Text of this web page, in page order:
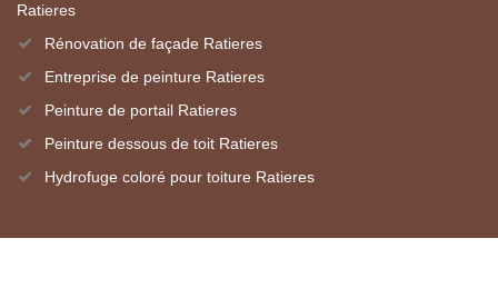
Ratieres
Rénovation de façade Ratieres
Entreprise de peinture Ratieres
Peinture de portail Ratieres
Peinture dessous de toit Ratieres
Hydrofuge coloré pour toiture Ratieres